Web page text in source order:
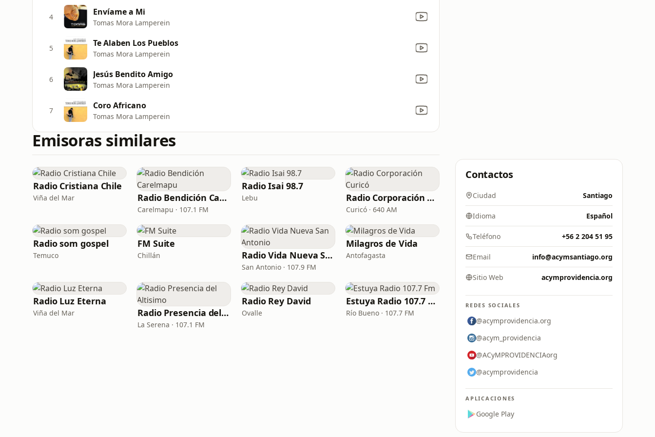
4 Envíame a Mi
Tomas Mora Lamperein
5 Te Alaben Los Pueblos
Tomas Mora Lamperein
6 Jesús Bendito Amigo
Tomas Mora Lamperein
7 Coro Africano
Tomas Mora Lamperein
Emisoras similares
Radio Cristiana Chile
Viña del Mar Radio Bendición Carelmapu
Carelmapu · 107.1 FM
Radio Isai 98.7
Lebu Radio Corporación Curicó
Curicó · 640 AM
Radio som gospel
Temuco
FM Suite
Chillán Radio Vida Nueva San Antonio
San Antonio · 107.9 FM
Milagros de Vida
Antofagasta
Radio Luz Eterna
Viña del Mar Radio Presencia del Altisimo
La Serena · 107.1 FM
Radio Rey David
Ovalle
Estuya Radio 107.7 Fm
Río Bueno · 107.7 FM
Contactos
Ciudad Santiago
Idioma Español
Teléfono +56 2 204 51 95
Email info@acymsantiago.org
Sitio Web acymprovidencia.org
REDES SOCIALES
@acymprovidencia.org
@acym_providencia
@ACyMPROVIDENCIAorg
@acymprovidencia
APLICACIONES
Google Play